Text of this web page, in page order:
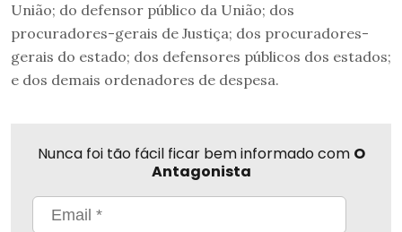
União; do defensor público da União; dos
procuradores-gerais de Justiça; dos procuradores-
gerais do estado; dos defensores públicos dos estados;
e dos demais ordenadores de despesa.
Nunca foi tão fácil ficar bem informado com O
Antagonista